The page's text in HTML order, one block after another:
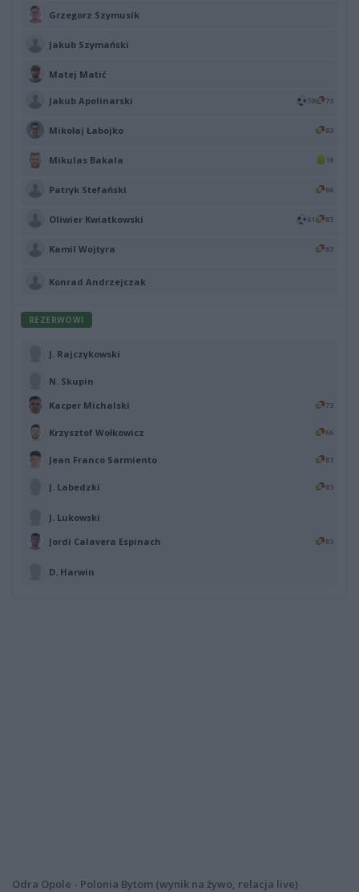
Grzegorz Szymusik
Jakub Szymański
Matej Matić
Jakub Apolinarski 70 73
Mikołaj Łabojko 83
Mikulas Bakala 19
Patryk Stefański 66
Oliwier Kwiatkowski 61 83
Kamil Wojtyra 83
Konrad Andrzejczak
REZERWOWI
J. Rajczykowski
N. Skupin
Kacper Michalski 73
Krzysztof Wołkowicz 66
Jean Franco Sarmiento 83
J. Labedzki 83
J. Lukowski
Jordi Calavera Espinach 83
D. Harwin
Odra Opole - Polonia Bytom (wynik na żywo, relacja live)